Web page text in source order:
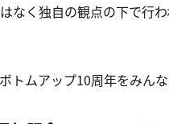
なく独自の観点の下で行
トムアップ10周年をみん